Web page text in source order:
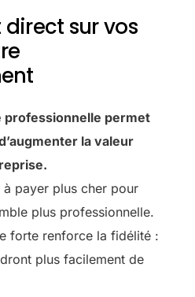
sur vos
professionnelle permet
la valeur
payer plus cher pour
plus professionnelle.
forte renforce la fidélité :
plus facilement de